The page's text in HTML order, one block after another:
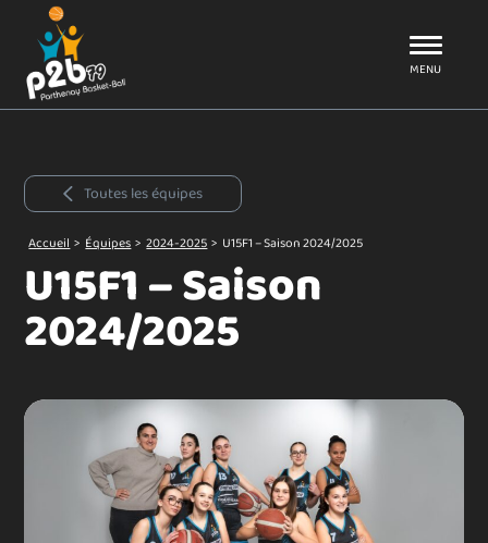
P2B79
MENU
Toutes les équipes
Accueil > Équipes > 2024-2025 > U15F1 – Saison 2024/2025
U15F1 – Saison
2024/2025